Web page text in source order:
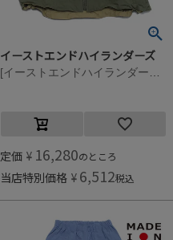
イーストエンドハイランダーズ
定価 ¥ 16,280のところ
当店特別価格 ¥ 6,512税込